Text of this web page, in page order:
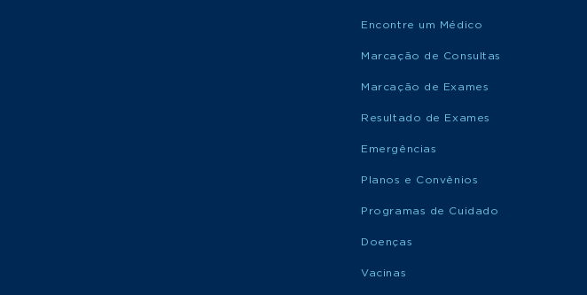
Encontre um Médico
Marcação de Consultas
Marcação de Exames
Resultado de Exames
Emergências
Planos e Convênios
Programas de Cuidado
Doenças
Vacinas